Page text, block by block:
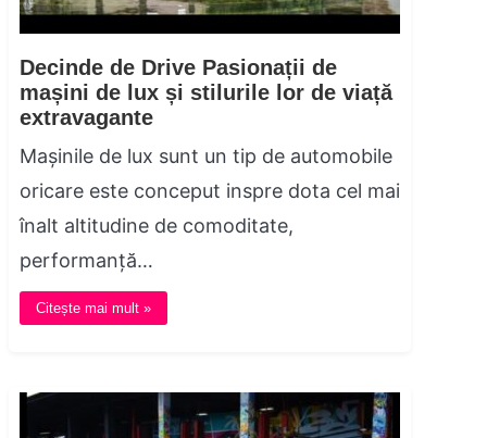
Decinde de Drive Pasionații de
mașini de lux și stilurile lor de viață
extravagante
Mașinile de lux sunt un tip de automobile
oricare este conceput inspre dota cel mai
înalt altitudine de comoditate,
performanță…
Citește mai mult »